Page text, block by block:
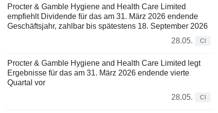
Procter & Gamble Hygiene and Health Care Limited
empfiehlt Dividende für das am 31. März 2026 endende
Geschäftsjahr, zahlbar bis spätestens 18. September 2026
28.05.
CI
Procter & Gamble Hygiene and Health Care Limited legt
Ergebnisse für das am 31. März 2026 endende vierte
Quartal vor
28.05.
CI